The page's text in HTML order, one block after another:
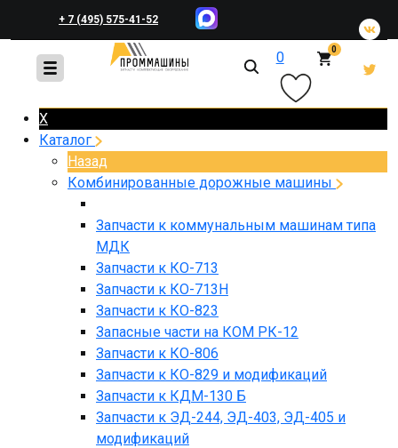
+ 7 (495) 575-41-52
+ 7 (495) 648-45-83 0 0
X
Каталог
Назад
Комбинированные дорожные машины
Запчасти к коммунальным машинам типа
МДК
Запчасти к КО-713
Запчасти к КО-713Н
Запчасти к КО-823
Запасные части на КОМ РК-12
Запчасти к КО-806
Запчасти к КО-829 и модификаций
Запчасти к КДМ-130 Б
Запчасти к ЭД-244, ЭД-403, ЭД-405 и
модификаций